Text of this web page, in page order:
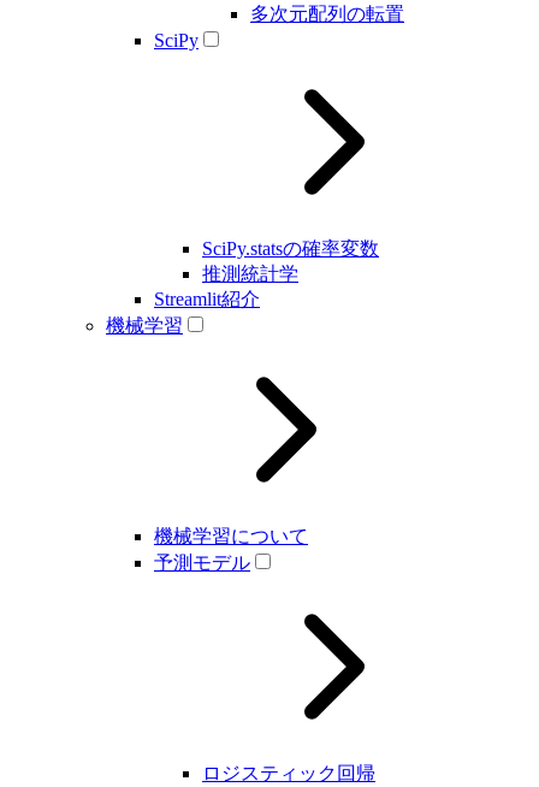
多次元配列の転置
SciPy
SciPy.statsの確率変数
推測統計学
Streamlit紹介
機械学習
機械学習について
予測モデル
ロジスティック回帰